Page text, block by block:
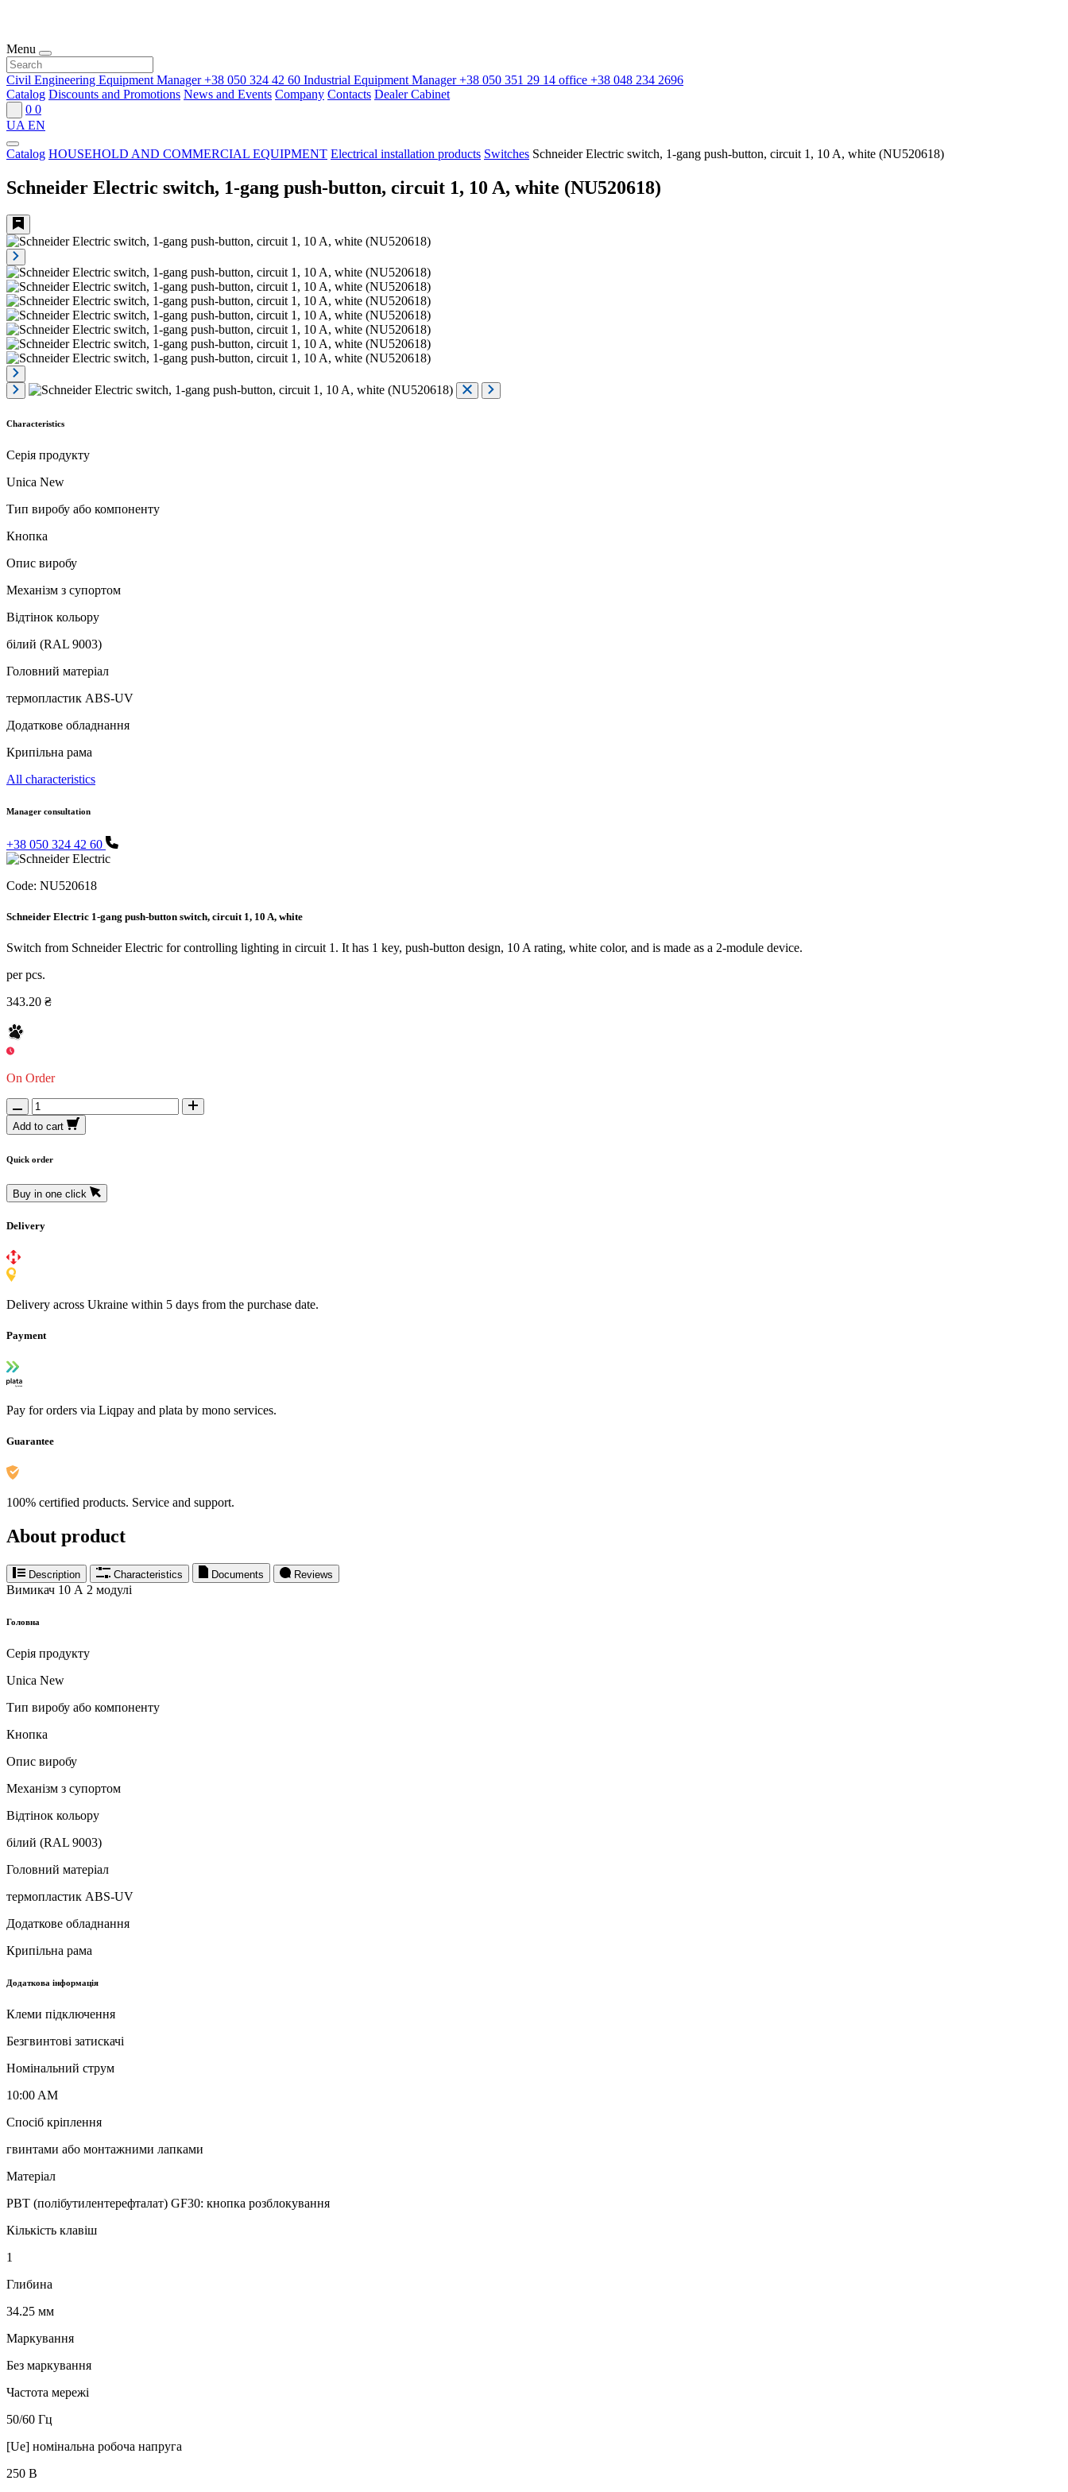
Menu
Civil Engineering Equipment Manager+38 050 324 42 60 Industrial Equipment Manager+38 050 351 29 14 office +38 048 234 2696
Catalog Discounts and Promotions News and Events Company Contacts Dealer Cabinet
0 0
UA EN
Catalog HOUSEHOLD AND COMMERCIAL EQUIPMENT Electrical installation products Switches Schneider Electric switch, 1-gang push-button, circuit 1, 10 A, white (NU520618)
Schneider Electric switch, 1-gang push-button, circuit 1, 10 A, white (NU520618)
Characteristics
Серія продукту
Unica New
Тип виробу або компоненту
Кнопка
Опис виробу
Механізм з супортом
Відтінок кольору
білий (RAL 9003)
Головний матеріал
термопластик ABS-UV
Додаткове обладнання
Крипільна рама
All characteristics
Manager consultation
+38 050 324 42 60
Code: NU520618
Schneider Electric 1-gang push-button switch, circuit 1, 10 A, white
Switch from Schneider Electric for controlling lighting in circuit 1. It has 1 key, push-button design, 10 A rating, white color, and is made as a 2-module device.
per pcs.
343.20 ₴
On Order
Add to cart
Quick order
Buy in one click
Delivery
Delivery across Ukraine within 5 days from the purchase date.
Payment
Pay for orders via Liqpay and plata by mono services.
Guarantee
100% certified products. Service and support.
About product
Description Characteristics Documents Reviews
Вимикач 10 А 2 модулі
Головна
Серія продукту
Unica New
Тип виробу або компоненту
Кнопка
Опис виробу
Механізм з супортом
Відтінок кольору
білий (RAL 9003)
Головний матеріал
термопластик ABS-UV
Додаткове обладнання
Крипільна рама
Додаткова інформація
Клеми підключення
Безгвинтові затискачі
Номінальний струм
10:00 AM
Спосіб кріплення
гвинтами або монтажними лапками
Матеріал
PBT (полібутилентерефталат) GF30: кнопка розблокування
Кількість клавіш
1
Глибина
34.25 мм
Маркування
Без маркування
Частота мережі
50/60 Гц
[Ue] номінальна робоча напруга
250 В